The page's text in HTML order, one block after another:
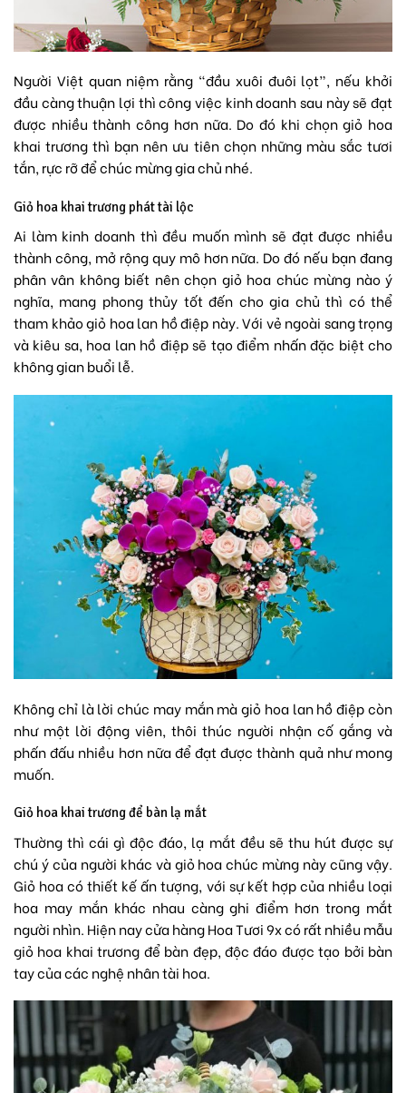
Người Việt quan niệm rằng “đầu xuôi đuôi lọt”, nếu khởi
đầu càng thuận lợi thì công việc kinh doanh sau này sẽ đạt
được nhiều thành công hơn nữa. Do đó khi chọn giỏ hoa
khai trương thì bạn nên ưu tiên chọn những màu sắc tươi
tắn, rực rỡ để chúc mừng gia chủ nhé.
Giỏ hoa khai trương phát tài lộc
Ai làm kinh doanh thì đều muốn mình sẽ đạt được nhiều
thành công, mở rộng quy mô hơn nữa. Do đó nếu bạn đang
phân vân không biết nên chọn giỏ hoa chúc mừng nào ý
nghĩa, mang phong thủy tốt đến cho gia chủ thì có thể
tham khảo giỏ hoa lan hồ điệp này. Với vẻ ngoài sang trọng
và kiêu sa, hoa lan hồ điệpsẽ tạo điểm nhấn đặc biệt cho
không gian buổi lễ.
Không chỉ là lời chúc may mắn mà giỏ hoa lan hồ điệp còn
như một lời động viên, thôi thúc người nhận cố gắng và
phấn đấu nhiều hơn nữa để đạt được thành quả như mong
muốn.
Giỏ hoa khai trương để bàn lạ mắt
Thường thì cái gì độc đáo, lạ mắt đều sẽ thu hút được sự
chú ý của người khác và giỏ hoa chúc mừng này cũng vậy.
Giỏ hoa có thiết kế ấn tượng, với sự kết hợp của nhiều loại
hoa may mắn khác nhau càng ghi điểm hơn trong mắt
người nhìn. Hiện nay cửa hàngHoa Tươi 9xcó rất nhiều mẫu
giỏ hoa khai trương để bàn đẹp, độc đáo được tạo bởi bàn
tay của các nghệ nhân tài hoa.